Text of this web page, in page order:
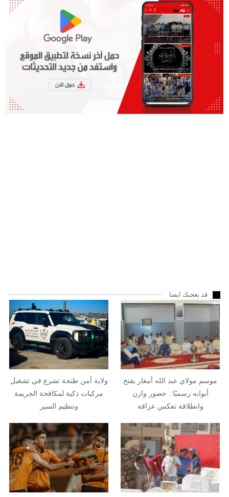
قد يعجبك ايضا
موسم مولاي عبد الله أمغار يفتح
أبوابه رسميًا.. حضور وازن
وانطلاقة تعكس عراقة
ولاية أمن طنجة تشرع في تشغيل
مركبات ذكية لمكافحة الجريمة
وتنظيم السير